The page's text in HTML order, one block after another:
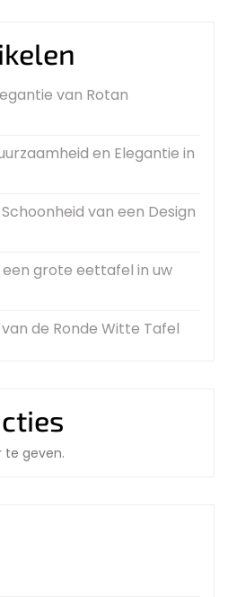
van Rotan
en Elegantie in
van een Design
grote eettafel in uw
de Ronde Witte Tafel
te geven.